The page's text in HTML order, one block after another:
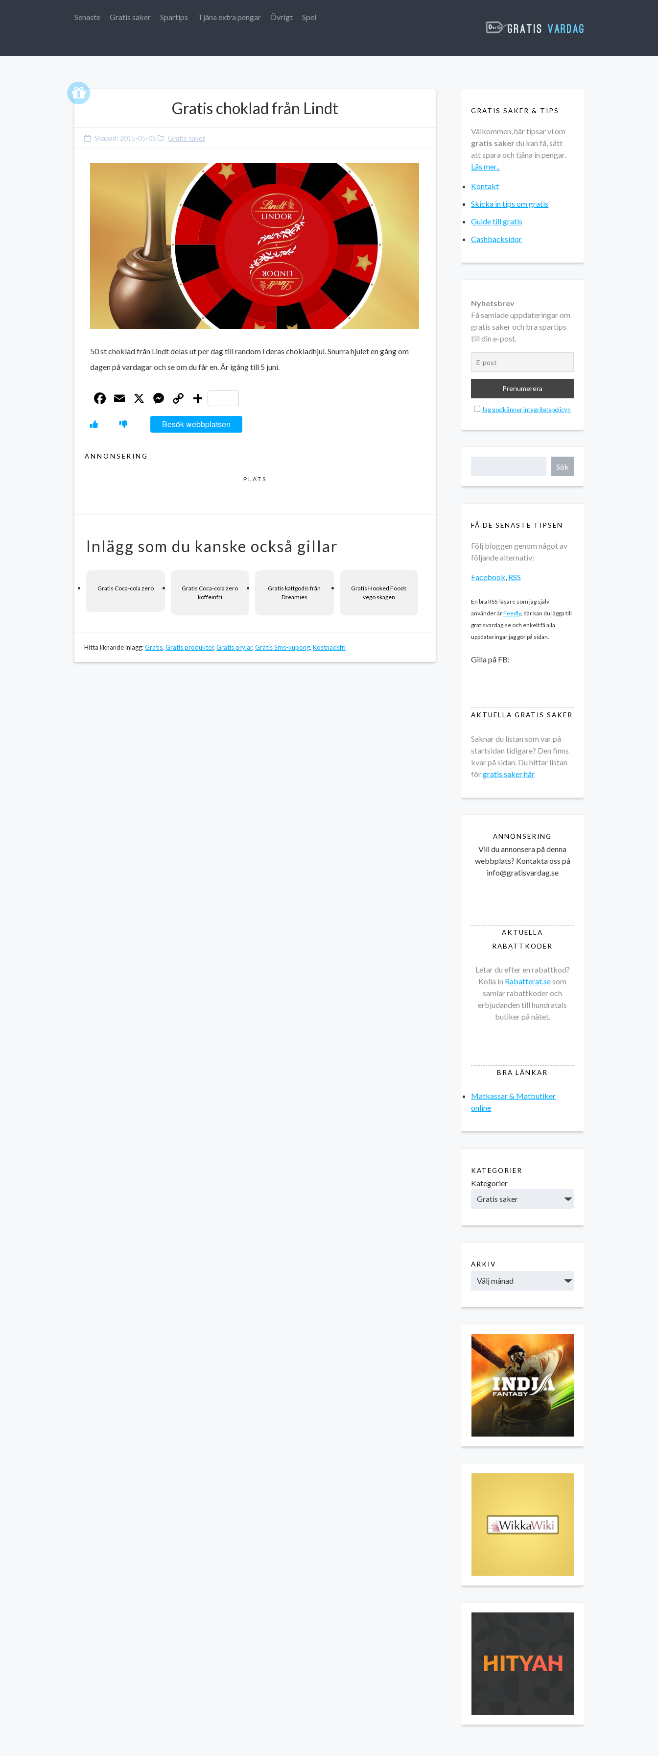
Senaste Gratis saker Spartips Tjäna extra pengar Övrigt Spel
Gratis choklad från Lindt
Skapad: 2015-05-05 Gratis saker
50 st choklad från Lindt delas ut per dag till random i deras chokladhjul. Snurra hjulet en gång om
dagen på vardagar och se om du får en. Är igång till 5 juni.
Facebook
Email
X Messenger
Copy
Link
Dela
Besök webbplatsen
ANNONSERING
PLATS
Inlägg som du kanske också gillar
Gratis Coca-cola zero
Gratis Coca-cola zero
koffeinfri
Gratis kattgodis från
Dreamies
Gratis Hooked Foods
vego skagen
Hitta liknande inlägg:Gratis, Gratis produkter, Gratis prylar, Gratis Sms-kupong, Kostnadsfri
GRATIS SAKER & TIPS
Välkommen, här tipsar vi om
gratis saker du kan få, sätt
att spara och tjäna in pengar.
Läs mer..
Kontakt
Skicka in tips om gratis
Guide till gratis
Cashbacksidor
Nyhetsbrev
Få samlade uppdateringar om
gratis saker och bra spartips
till din e-post.
Jag godkänner integritetspolicyn
Sök
FÅ DE SENASTE TIPSEN
Följ bloggen genom något av
följande alternativ:
Facebook RSS
En bra RSS-läsare som jag själv
använder ärFeedly, där kan du lägga till
gratisvardag.se och enkelt få alla
uppdateringar jag gör på sidan.
Gilla på FB:
AKTUELLA GRATIS SAKER
Saknar du listan som var på
startsidan tidigare? Den finns
kvar på sidan. Du hittar listan
förgratis saker här
ANNONSERING
Vill du annonsera på denna
webbplats? Kontakta oss på
info@gratisvardag.se
AKTUELLA
RABATTKODER
Letar du efter en rabattkod?
Kolla in Rabatterat.sesom
samlar rabattkoder och
erbjudanden till hundratals
butiker på nätet.
BRA LÄNKAR
Matkassar & Matbutiker
online
KATEGORIER
Kategorier
ARKIV